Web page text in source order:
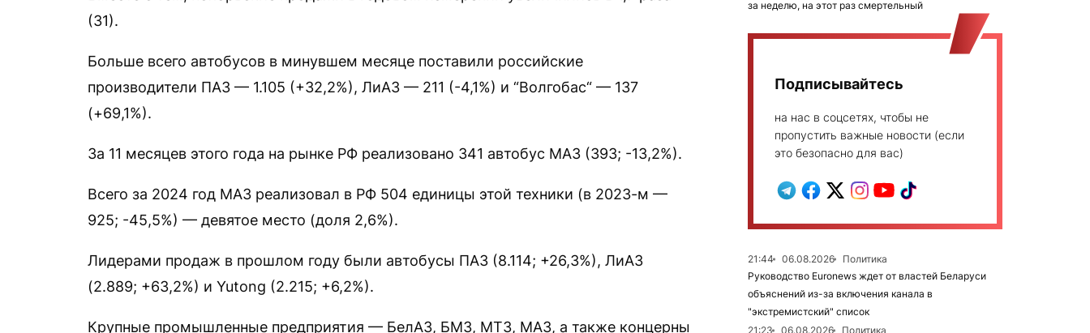
(31).
Больше всего автобусов в минувшем месяце поставили российские
производители ПАЗ — 1.105 (+32,2%), ЛиАЗ — 211 (-4,1%) и “Волгобас“ — 137
(+69,1%).
За 11 месяцев этого года на рынке РФ реализовано 341 автобус МАЗ (393; -13,2%).
Всего за 2024 год МАЗ реализовал в РФ 504 единицы этой техники (в 2023-м —
925; -45,5%) — девятое место (доля 2,6%).
Лидерами продаж в прошлом году были автобусы ПАЗ (8.114; +26,3%), ЛиАЗ
(2.889; +63,2%) и Yutong (2.215; +6,2%).
Крупные промышленные предприятия — БелАЗ, БМЗ, МТЗ, МАЗ, а также концерны
за неделю, на этот раз смертельный
Подписывайтесь
на нас в соцсетях, чтобы не
пропустить важные новости (если
это безопасно для вас)
21:44 06.08.2026
Политика
Руководство Euronews ждет от властей Беларуси
объяснений из-за включения канала в
"экстремистский" список
21:23
06.08.2026
Политика